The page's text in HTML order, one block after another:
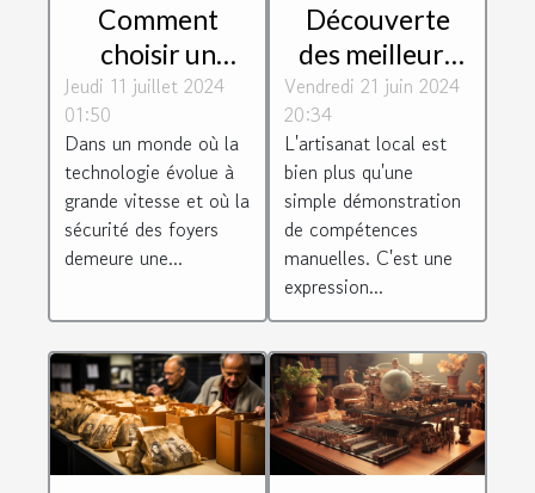
Comment
choisir un
système
d'alarme
respectueux de
la vie privée
Jeudi 11 juillet 2024
01:50
Dans un monde où la
technologie évolue à
grande vitesse et où la
sécurité des foyers
demeure une...
Découverte
des meilleurs
artisans locaux
: Comment ils
façonnent
l'identité
culturelle de
leur
communauté
Vendredi 21 juin 2024
20:34
L'artisanat local est
bien plus qu'une
simple démonstration
de compétences
manuelles. C'est une
expression...